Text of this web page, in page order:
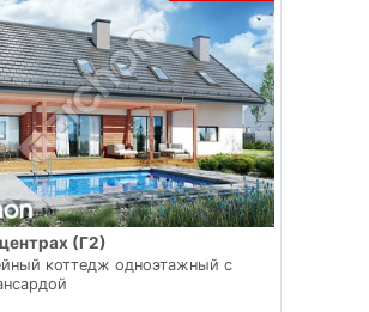
(Г2)
коттедж одноэтажный с